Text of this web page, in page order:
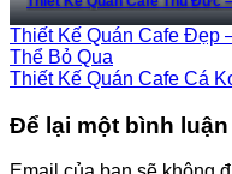
Thiết Kế Quán Cafe Đẹp
Thể Bỏ Qua
Thiết Kế Quán Cafe Cá
Để lại một bình luận